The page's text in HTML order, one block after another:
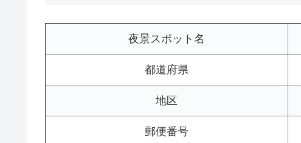
夜景スポット名
都道府県
地区
郵便番号